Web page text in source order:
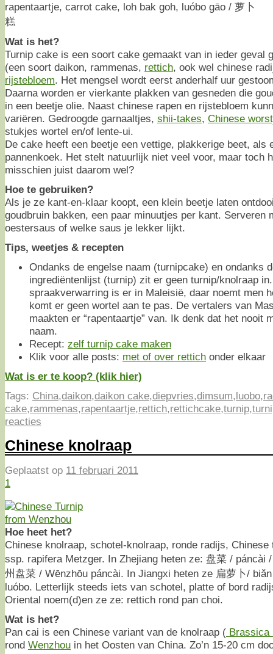
rapentaartje, carrot cake, loh bak goh, luóbo gāo / 萝卜
糕
Wat is het?
Turnip cake is een soort cake gemaakt van in ieder geval
(een soort daikon, rammenas, rettich, ook wel chinese
rijstebloem. Het mengsel wordt eerst anderhalf uur
Daarna worden er vierkante plakken van gesneden die
in een beetje olie. Naast chinese rapen en rijstebloem
variëren. Gedroogde garnaaltjes, shii-takes, Chinese
stukjes wortel en/of lente-ui.
De cake heeft een beetje een vettige, plakkerige beet, als
pannenkoek. Het stelt natuurlijk niet veel voor, maar toch
misschien juist daarom wel?
Hoe te gebruiken?
Als je ze kant-en-klaar koopt, een klein beetje laten
goudbruin bakken, een paar minuutjes per kant. Serveren
oestersaus of welke saus je lekker lijkt.
Tips, weetjes & recepten
Ondanks de engelse naam (turnipcake) en ondanks
ingrediëntenlijst (turnip) zit er geen turnip/knolraap
spraakverwarring is er in Maleisië, daar noemt men
komt er geen wortel aan te pas. De vertalers van
maakten er “rapentaartje” van. Ik denk dat het nooit
naam.
Recept: zelf turnip cake maken
Klik voor alle posts: met of over rettich onder elkaar
Wat is er te koop? (klik hier)
Tags: China,daikon,daikon cake,diepvries,dimsum,luobo,
cake,rammenas,rapentaartje,rettich,rettichcake,turnip,
reacties
Chinese knolraap
Geplaatst op 11 februari 2011
1
Hoe heet het?
Chinese knolraap, schotel-knolraap, ronde radijs,
ssp. rapifera Metzger. In Zhejiang heten ze: 盘菜 / páncài
州盘菜 / Wēnzhōu páncài. In Jiangxi heten ze 扁萝卜/
luóbo. Letterlijk steeds iets van schotel, platte of bord
Oriental noem(d)en ze ze: rettich rond pan choi.
Wat is het?
Pan cai is een Chinese variant van de knolraap (
rond Wenzhou in het Oosten van China. Zo’n 15-20 cm